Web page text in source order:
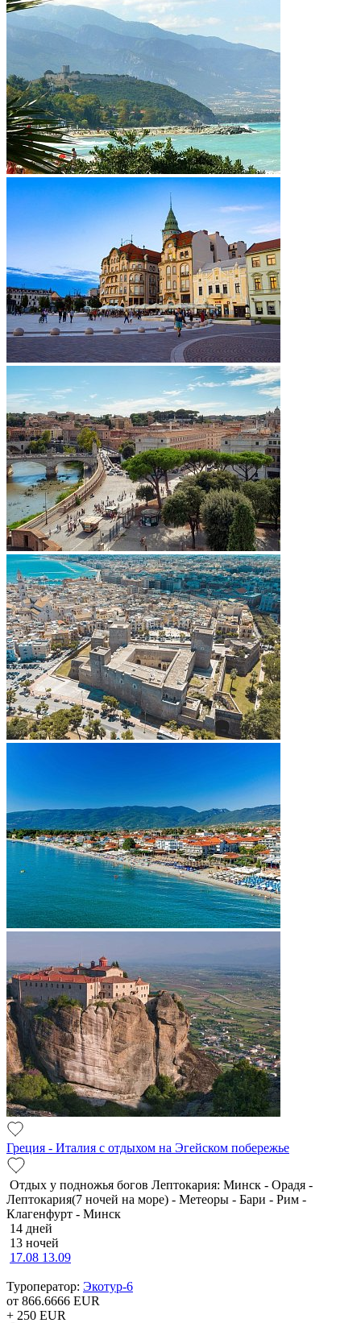
Греция - Италия с отдыхом на Эгейском побережье
Отдых у подножья богов Лептокария: Минск - Орадя -
Лептокария(7 ночей на море) - Метеоры - Бари - Рим -
Клагенфурт - Минск
14 дней
13 ночей
17.08 13.09
Туроператор: Экотур-6
от 866.6666 EUR
+ 250 EUR